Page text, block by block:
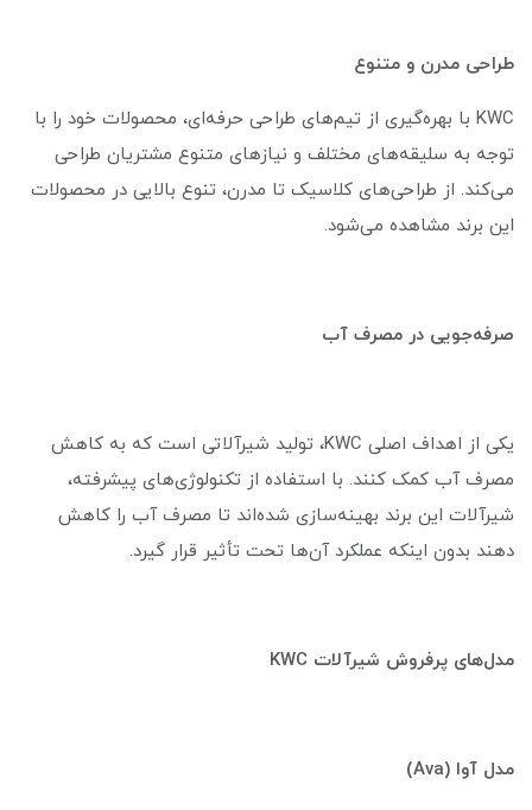
طراحی مدرن و متنوع
KWC با بهره‌گیری از تیم‌های طراحی حرفه‌ای، محصولات خود را با
توجه به سلیقه‌های مختلف و نیازهای متنوع مشتریان طراحی
می‌کند. از طراحی‌های کلاسیک تا مدرن، تنوع بالایی در محصولات
این برند مشاهده می‌شود.
صرفه‌جویی در مصرف آب
یکی از اهداف اصلی KWC، تولید شیرآلاتی است که به کاهش
مصرف آب کمک کنند. با استفاده از تکنولوژی‌های پیشرفته،
شیرآلات این برند بهینه‌سازی شده‌اند تا مصرف آب را کاهش
دهند بدون اینکه عملکرد آن‌ها تحت تأثیر قرار گیرد.
مدل‌های پرفروش شیرآلات KWC
مدل آوا (Ava)